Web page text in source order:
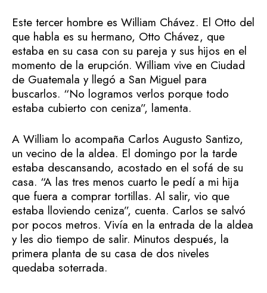
Este tercer hombre es William Chávez. El Otto del
que habla es su hermano, Otto Chávez, que
estaba en su casa con su pareja y sus hijos en el
momento de la erupción. William vive en Ciudad
de Guatemala y llegó a San Miguel para
buscarlos. “No logramos verlos porque todo
estaba cubierto con ceniza”, lamenta.
A William lo acompaña Carlos Augusto Santizo,
un vecino de la aldea. El domingo por la tarde
estaba descansando, acostado en el sofá de su
casa. “A las tres menos cuarto le pedí a mi hija
que fuera a comprar tortillas. Al salir, vio que
estaba lloviendo ceniza”, cuenta. Carlos se salvó
por pocos metros. Vivía en la entrada de la aldea
y les dio tiempo de salir. Minutos después, la
primera planta de su casa de dos niveles
quedaba soterrada.